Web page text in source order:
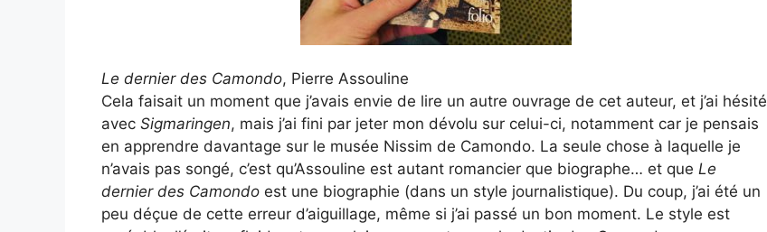
Le dernier des Camondo, Pierre Assouline
Cela faisait un moment que j’avais envie de lire un autre ouvrage de cet auteur, et j’ai hésité
avec Sigmaringen, mais j’ai fini par jeter mon dévolu sur celui-ci, notamment car je pensais
en apprendre davantage sur le musée Nissim de Camondo. La seule chose à laquelle je
n’avais pas songé, c’est qu’Assouline est autant romancier que biographe… et que Le
dernier des Camondo est une biographie (dans un style journalistique). Du coup, j’ai été un
peu déçue de cette erreur d’aiguillage, même si j’ai passé un bon moment. Le style est